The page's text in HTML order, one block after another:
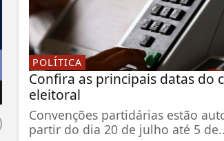
POLÍTICA
Confira as principais datas do
eleitoral
Convenções partidárias estão
partir do dia 20 de julho até 5